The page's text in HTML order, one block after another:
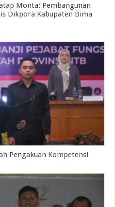
Monta: Pembangunan
Dikpora Kabupaten Bima
Pengakuan Kompetensi